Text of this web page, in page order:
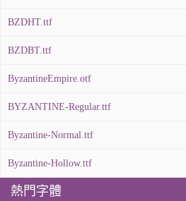
BZDHT.ttf
BZDBT.ttf
ByzantineEmpire.otf
BYZANTINE-Regular.ttf
Byzantine-Normal.ttf
Byzantine-Hollow.ttf
熱門字體